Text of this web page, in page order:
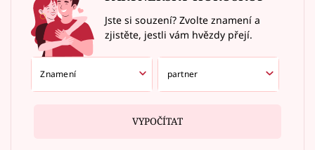
Jste si souzení? Zvolte znamení a
zjistěte, jestli vám hvězdy přejí.
VYPOČÍTAT